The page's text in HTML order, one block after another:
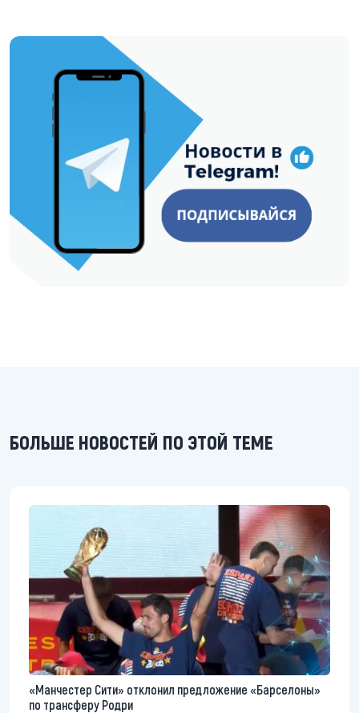
https://t.me/minskctvby
БОЛЬШЕ НОВОСТЕЙ ПО ЭТОЙ ТЕМЕ
«Манчестер Сити» отклонил предложение «Барселоны»
по трансферу Родри